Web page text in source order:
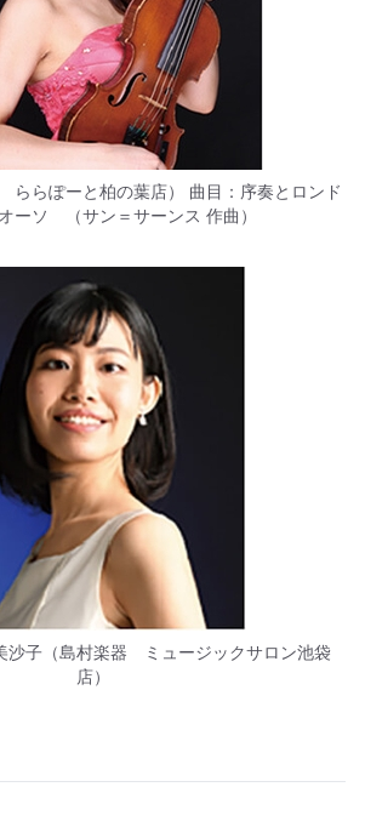
らぽーと柏の葉店） 曲目：序奏とロンド
ーソ （サン＝サーンス 作曲）
沙子（島村楽器 ミュージックサロン池袋
店）